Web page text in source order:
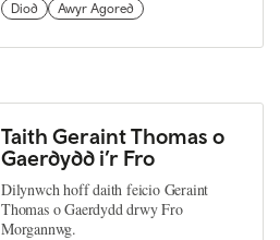
Diod
Awyr Agored
Taith Geraint Thomas o
Gaerdydd i’r Fro
Dilynwch hoff daith feicio Geraint
Thomas o Gaerdydd drwy Fro
Morgannwg.